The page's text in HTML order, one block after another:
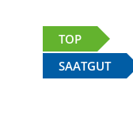
TOP
SAATGUT